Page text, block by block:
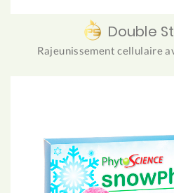
Double
Rajeunissement cellulaire